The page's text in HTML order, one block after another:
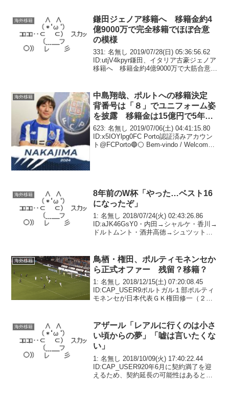
海外移籍
鎌田ジェノア移籍へ 移籍金約4
億9000万で完全移籍でほぼ合意
の模様
331: 名無し 2019/07/28(日) 05:36:56.62
ID:utjV4kpyr鎌田、イタリア古豪ジェノア
移籍へ 移籍金約4億9000万で大筋合意ほ
海外移籍
中島翔哉、ポルトへの移籍決定
背番号は「８」でユニフォーム姿
を披露 移籍金は15億円で5年契
約
623: 名無し 2019/07/06(土) 04:41:15.80
ID:x5IOYlpg0FC Porto認証済みアカウン
ト@FCPorto🔵⚪ Bem-vindo / Welcome /
海外移籍
8年前のW杯「やった…ベスト16
になったぞ」
1: 名無し 2018/07/24(火) 02:43:26.86
ID:aJK46GsY0・内田→シャルケ・香川→
ドルトムント・酒井高徳→シュツットガ
長友→チェゼーナ日...
海外移籍
鳥栖・権田、ポルティモネンセか
ら正式オファー 残留？移籍？
1: 名無し 2018/12/15(土) 07:20:08.45
ID:CAP_USER9ポルトガル１部ポルティ
モネンセが日本代表ＧＫ権田修一（２９
と正式オファーを提示...
海外移籍
アザール「レアルに行くのは小さ
い頃からの夢」「嘘は言いたくな
い」
1: 名無し 2018/10/09(火) 17:40:22.44
ID:CAP_USER920年6月に契約満了を迎
えるため、契約延長の可能性はあるとし